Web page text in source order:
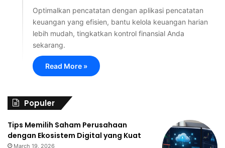
Optimalkan pencatatan dengan aplikasi pencatatan
keuangan yang efisien, bantu kelola keuangan harian
lebih mudah, tingkatkan kontrol finansial Anda
sekarang.
Read More »
Populer
Tips Memilih Saham Perusahaan
dengan Ekosistem Digital yang Kuat
March 19, 2026